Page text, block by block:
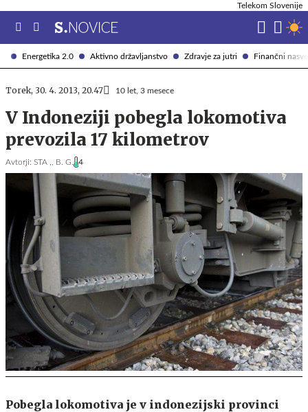
Energetika 2.0 Aktivno državljanstvo Zdravje za jutri Finančni
Telekom Slovenije
Torek, 30. 4. 2013, 20.47 10 let, 3 mesece
V Indoneziji pobegla lokomotiva
prevozila 17 kilometrov
Avtorji: STA ,, B. G. 4
Pobegla lokomotiva je v indonezijski provinci